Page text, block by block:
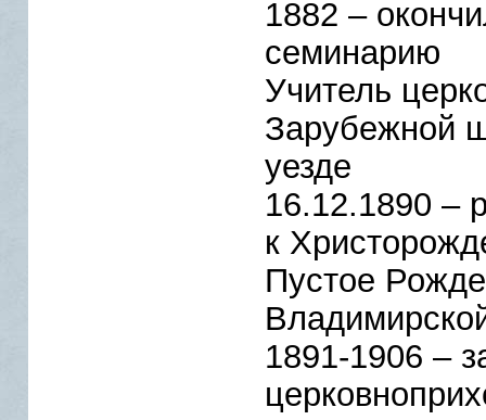
1882 –
семинарию
Учитель
Зарубежной
уезде
16.12.1890 –
к
Пустое
1891-1906 –